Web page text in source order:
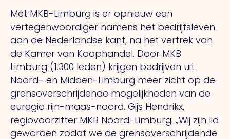
Met MKB-Limburg is er opnieuw een
vertegenwoordiger namens het bedrijfsleven
aan de Nederlandse kant, na het vertrek van
de Kamer van Koophandel. Door MKB
Limburg (1.300 leden) krijgen bedrijven uit
Noord- en Midden-Limburg meer zicht op de
grensoverschrijdende mogelijkheden van de
euregio rijn-maas-noord. Gijs Hendrikx,
regiovoorzitter MKB Noord-Limburg: „Wij zijn lid
geworden zodat we de grensoverschrijdende